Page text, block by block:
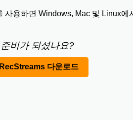
사용하면 Windows, Mac 및 Linux에
비가 되셨나요?
다운로드